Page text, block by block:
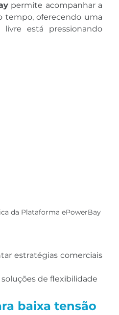
permite acompanhar a
tempo, oferecendo uma
está pressionando
da Plataforma ePowerBay
estratégias comerciais
de flexibilidade
baixa tensão